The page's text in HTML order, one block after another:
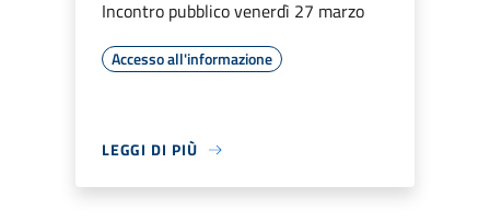
Incontro pubblico venerdì 27 marzo
Accesso all'informazione
LEGGI DI PIÙ